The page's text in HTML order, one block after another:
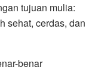
tujuan mulia:
sehat, cerdas, dan
benar